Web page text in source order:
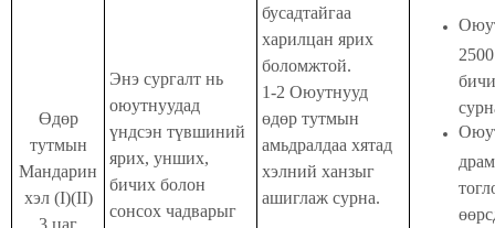
Өдөр
тутмын
Мандарин
хэл (I)(II)
3 цаг
Энэ сургалт нь
оюутнуудад
үндсэн түвшиний
ярих, унших,
бичих болон
сонсох чадварыг
бусадтайгаа
харилцан ярих
боломжтой.
1-2 Оюутнууд
өдөр тутмын
амьдралдаа хятад
хэлний ханзыг
ашиглаж сурна.